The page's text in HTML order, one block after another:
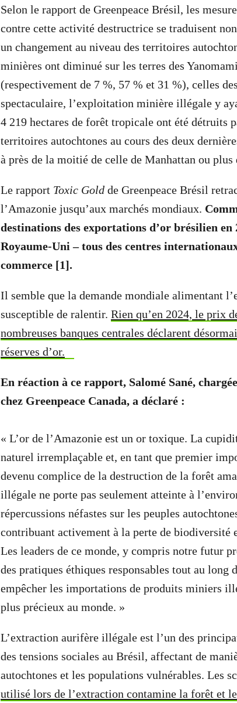
Selon le rapport de Greenpeace Brésil, les
contre cette activité destructrice se traduisent
un changement au niveau des territoires
minières ont diminué sur les terres des
(respectivement de 7 %, 57 % et 31 %), celles
spectaculaire, l’exploitation minière illégale y
4 219 hectares de forêt tropicale ont été détruits
territoires autochtones au cours des deux
à près de la moitié de celle de Manhattan ou plus
Le rapport Toxic Gold de Greenpeace Brésil
l’Amazonie jusqu’aux marchés mondiaux.
destinations des exportations d’or brésilien en
Royaume-Uni – tous des centres
commerce [1].
Il semble que la demande mondiale alimentant
susceptible de ralentir. Rien qu’en 2024, le prix
nombreuses banques centrales déclarent
réserves d’or.
En réaction à ce rapport, Salomé Sané,
chez Greenpeace Canada, a déclaré :
« L’or de l’Amazonie est un or toxique. La
naturel irremplaçable et, en tant que premier
devenu complice de la destruction de la forêt
illégale ne porte pas seulement atteinte à
répercussions néfastes sur les peuples
contribuant activement à la perte de biodiversité
Les leaders de ce monde, y compris notre futur
des pratiques éthiques responsables tout au long
empêcher les importations de produits miniers
plus précieux au monde. »
L’extraction aurifère illégale est l’un des
des tensions sociales au Brésil, affectant de
autochtones et les populations vulnérables. Les
utilisé lors de l’extraction contamine la forêt et